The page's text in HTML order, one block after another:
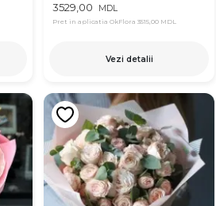
3529,00 MDL
Pret in aplicatia OkFlora 3515,00 MDL
Vezi detalii